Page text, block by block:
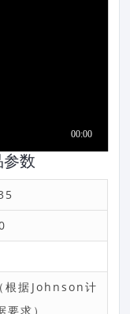
数
根据Johnson计
求）